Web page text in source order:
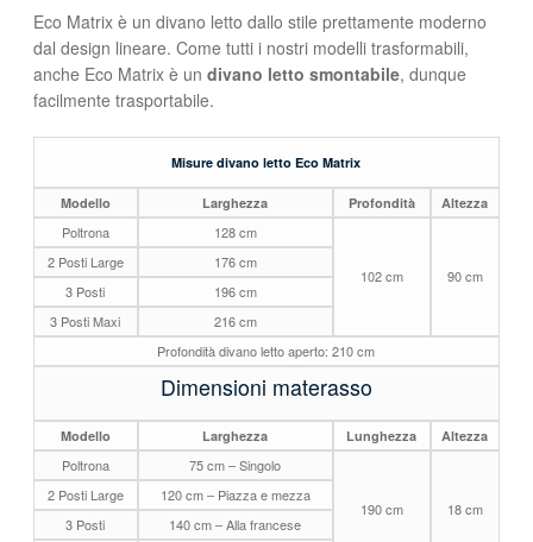
Eco Matrix è un divano letto dallo stile prettamente moderno
dal design lineare. Come tutti i nostri modelli trasformabili,
anche Eco Matrix è un divano letto smontabile, dunque
facilmente trasportabile.
Misure divano letto Eco Matrix
Modello Larghezza Profondità Altezza
Poltrona 128 cm
102 cm 90 cm
2 Posti Large
176 cm
3 Posti
196 cm
3 Posti Maxi
216 cm
Profondità divano letto aperto: 210 cm
Dimensioni materasso
Modello Larghezza Lunghezza Altezza
Poltrona 75 cm – Singolo
190 cm 18 cm
2 Posti Large
120 cm – Piazza e mezza
3 Posti
140 cm – Alla francese